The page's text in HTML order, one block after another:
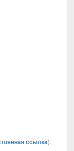
ссылка).